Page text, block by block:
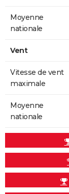
Moyenne
nationale
Vent
Vitesse de vent
maximale
Moyenne
nationale